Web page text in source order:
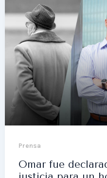
Prensa
Omar fue